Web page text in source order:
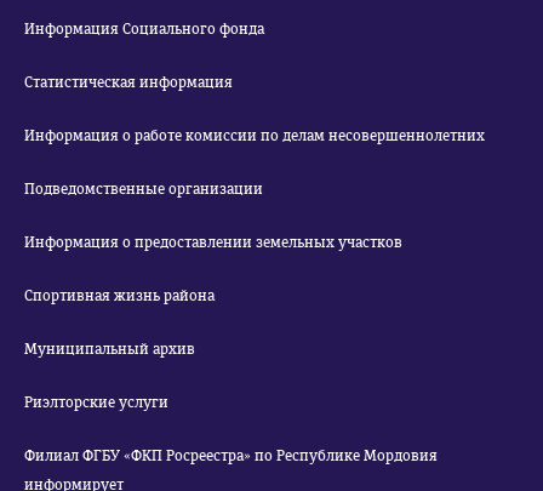
Информация Социального фонда
Статистическая информация
Информация о работе комиссии по делам несовершеннолетних
Подведомственные организации
Информация о предоставлении земельных участков
Спортивная жизнь района
Муниципальный архив
Риэлторские услуги
Филиал ФГБУ «ФКП Росреестра» по Республике Мордовия
информирует